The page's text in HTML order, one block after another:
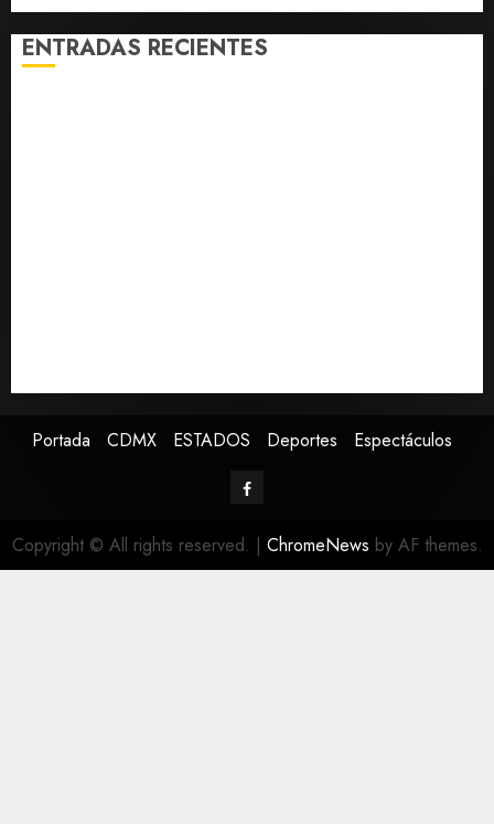
ENTRADAS RECIENTES
Portada CDMX ESTADOS Deportes Espectáculos
Copyright © All rights reserved. | ChromeNews by AF themes.